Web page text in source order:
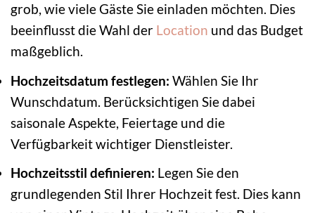
grob, wie viele Gäste Sie einladen möchten. Dies
beeinflusst die Wahl der Location und das Budget
maßgeblich.
Hochzeitsdatum festlegen: Wählen Sie Ihr
Wunschdatum. Berücksichtigen Sie dabei
saisonale Aspekte, Feiertage und die
Verfügbarkeit wichtiger Dienstleister.
Hochzeitsstil definieren: Legen Sie den
grundlegenden Stil Ihrer Hochzeit fest. Dies kann